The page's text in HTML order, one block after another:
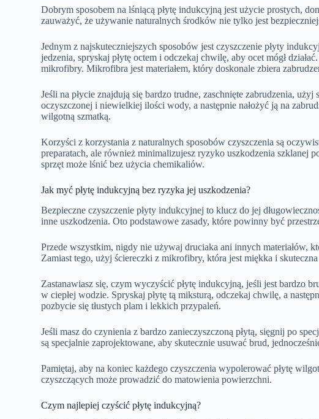
Dobrym sposobem na lśniącą płytę indukcyjną jest użycie prostych,
zauważyć, że używanie naturalnych środków nie tylko jest
Jednym z najskuteczniejszych sposobów jest czyszczenie płyty
jedzenia, spryskaj płytę octem i odczekaj chwilę, aby ocet mógł
mikrofibry. Mikrofibra jest materiałem, który doskonale zbiera
Jeśli na płycie znajdują się bardzo trudne, zaschnięte zabrudzenia,
oczyszczonej i niewielkiej ilości wody, a następnie nałożyć ją na
wilgotną szmatką.
Korzyści z korzystania z naturalnych sposobów czyszczenia są
preparatach, ale również minimalizujesz ryzyko uszkodzenia szklanej
sprzęt może lśnić bez użycia chemikaliów.
Jak myć płytę indukcyjną bez ryzyka jej uszkodzenia?
Bezpieczne czyszczenie płyty indukcyjnej to klucz do jej
inne uszkodzenia. Oto podstawowe zasady, które powinny być
Przede wszystkim, nigdy nie używaj druciaka ani innych materiałów,
Zamiast tego, użyj ściereczki z mikrofibry, która jest miękka i
Zastanawiasz się, czym wyczyścić płytę indukcyjną, jeśli jest bardzo
w ciepłej wodzie. Spryskaj płytę tą miksturą, odczekaj chwilę, a
pozbycie się tłustych plam i lekkich przypaleń.
Jeśli masz do czynienia z bardzo zanieczyszczoną płytą, sięgnij po
są specjalnie zaprojektowane, aby skutecznie usuwać brud,
Pamiętaj, aby na koniec każdego czyszczenia wypolerować płytę
czyszczących może prowadzić do matowienia powierzchni.
Czym najlepiej czyścić płytę indukcyjną?